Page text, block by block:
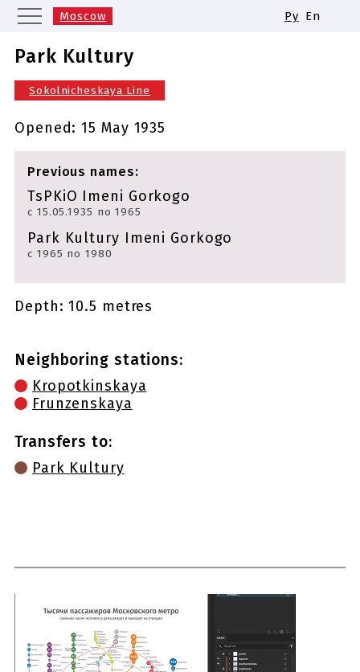
Moscow
Kazan
Nizhny Novgorod
Novosibirsk
Samara
Same names of metro stations
Ру En
Park Kultury
Sokolnicheskaya Line
Opened:15 May 1935
Previous names:
TsPKiO Imeni Gorkogo
с 15.05.1935 по 1965
Park Kultury Imeni Gorkogo
с 1965 по 1980
Depth: 10.5 metres
Neighboring stations:
Kropotkinskaya
Frunzenskaya
Transfers to:
Park Kultury